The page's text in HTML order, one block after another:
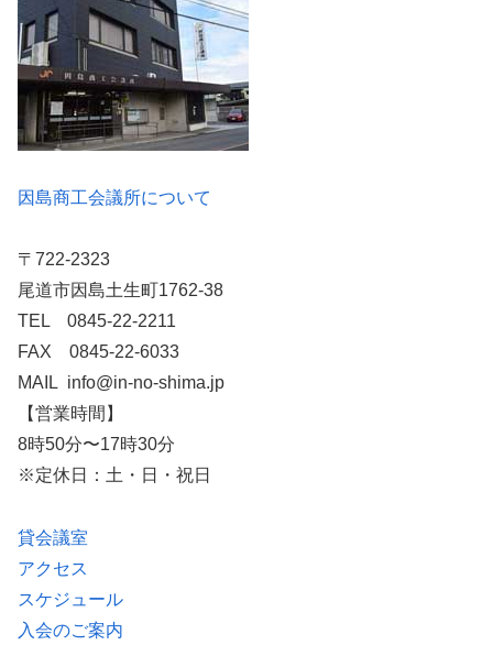
因島商工会議所について
〒722-2323
尾道市因島土生町1762-38
TEL 0845-22-2211
FAX 0845-22-6033
MAIL info@in-no-shima.jp
【営業時間】
8時50分〜17時30分
※定休日：土・日・祝日
貸会議室
アクセス
スケジュール
入会のご案内